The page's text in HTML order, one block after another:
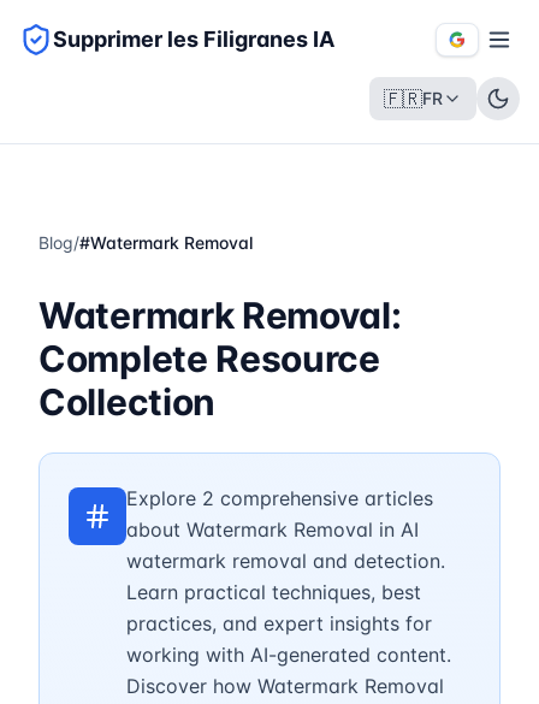
Supprimer les Filigranes IA
🇫🇷FR
Blog/#Watermark Removal
Watermark Removal:
Complete Resource
Collection
Explore 2 comprehensive articles
about Watermark Removal in AI
watermark removal and detection.
Learn practical techniques, best
practices, and expert insights for
working with AI-generated content.
Discover how Watermark Removal